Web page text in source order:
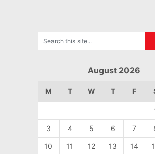
August 2026
M T W T F
3 4 5 6 7
10 11 12 13 14